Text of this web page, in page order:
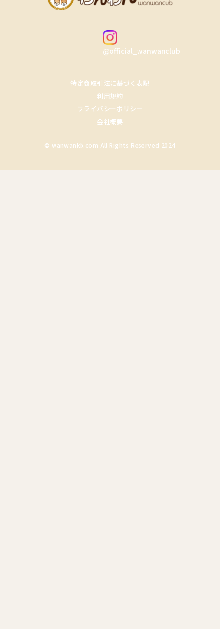
@official_wanwanclub
特定商取引法に基づく表記
利用規約
プライバシーポリシー
会社概要
© wanwankb.com All Rights Reserved 2024